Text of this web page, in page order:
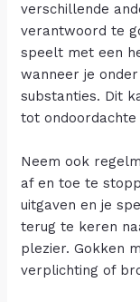
verschillende
verantwoord te
speelt met een
wanneer je
substanties. Dit
tot ondoordachte
Neem ook
af en toe te
uitgaven en je
terug te keren
plezier. Gokken
verplichting of